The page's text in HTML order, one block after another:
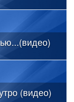
(видео)